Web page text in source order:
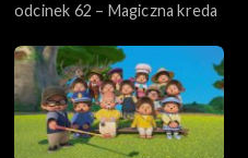
odcinek 62 – Magiczna kreda